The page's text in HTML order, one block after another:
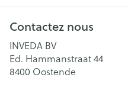
Contactez nous
INVEDA BV
Ed. Hammanstraat 44
8400 Oostende